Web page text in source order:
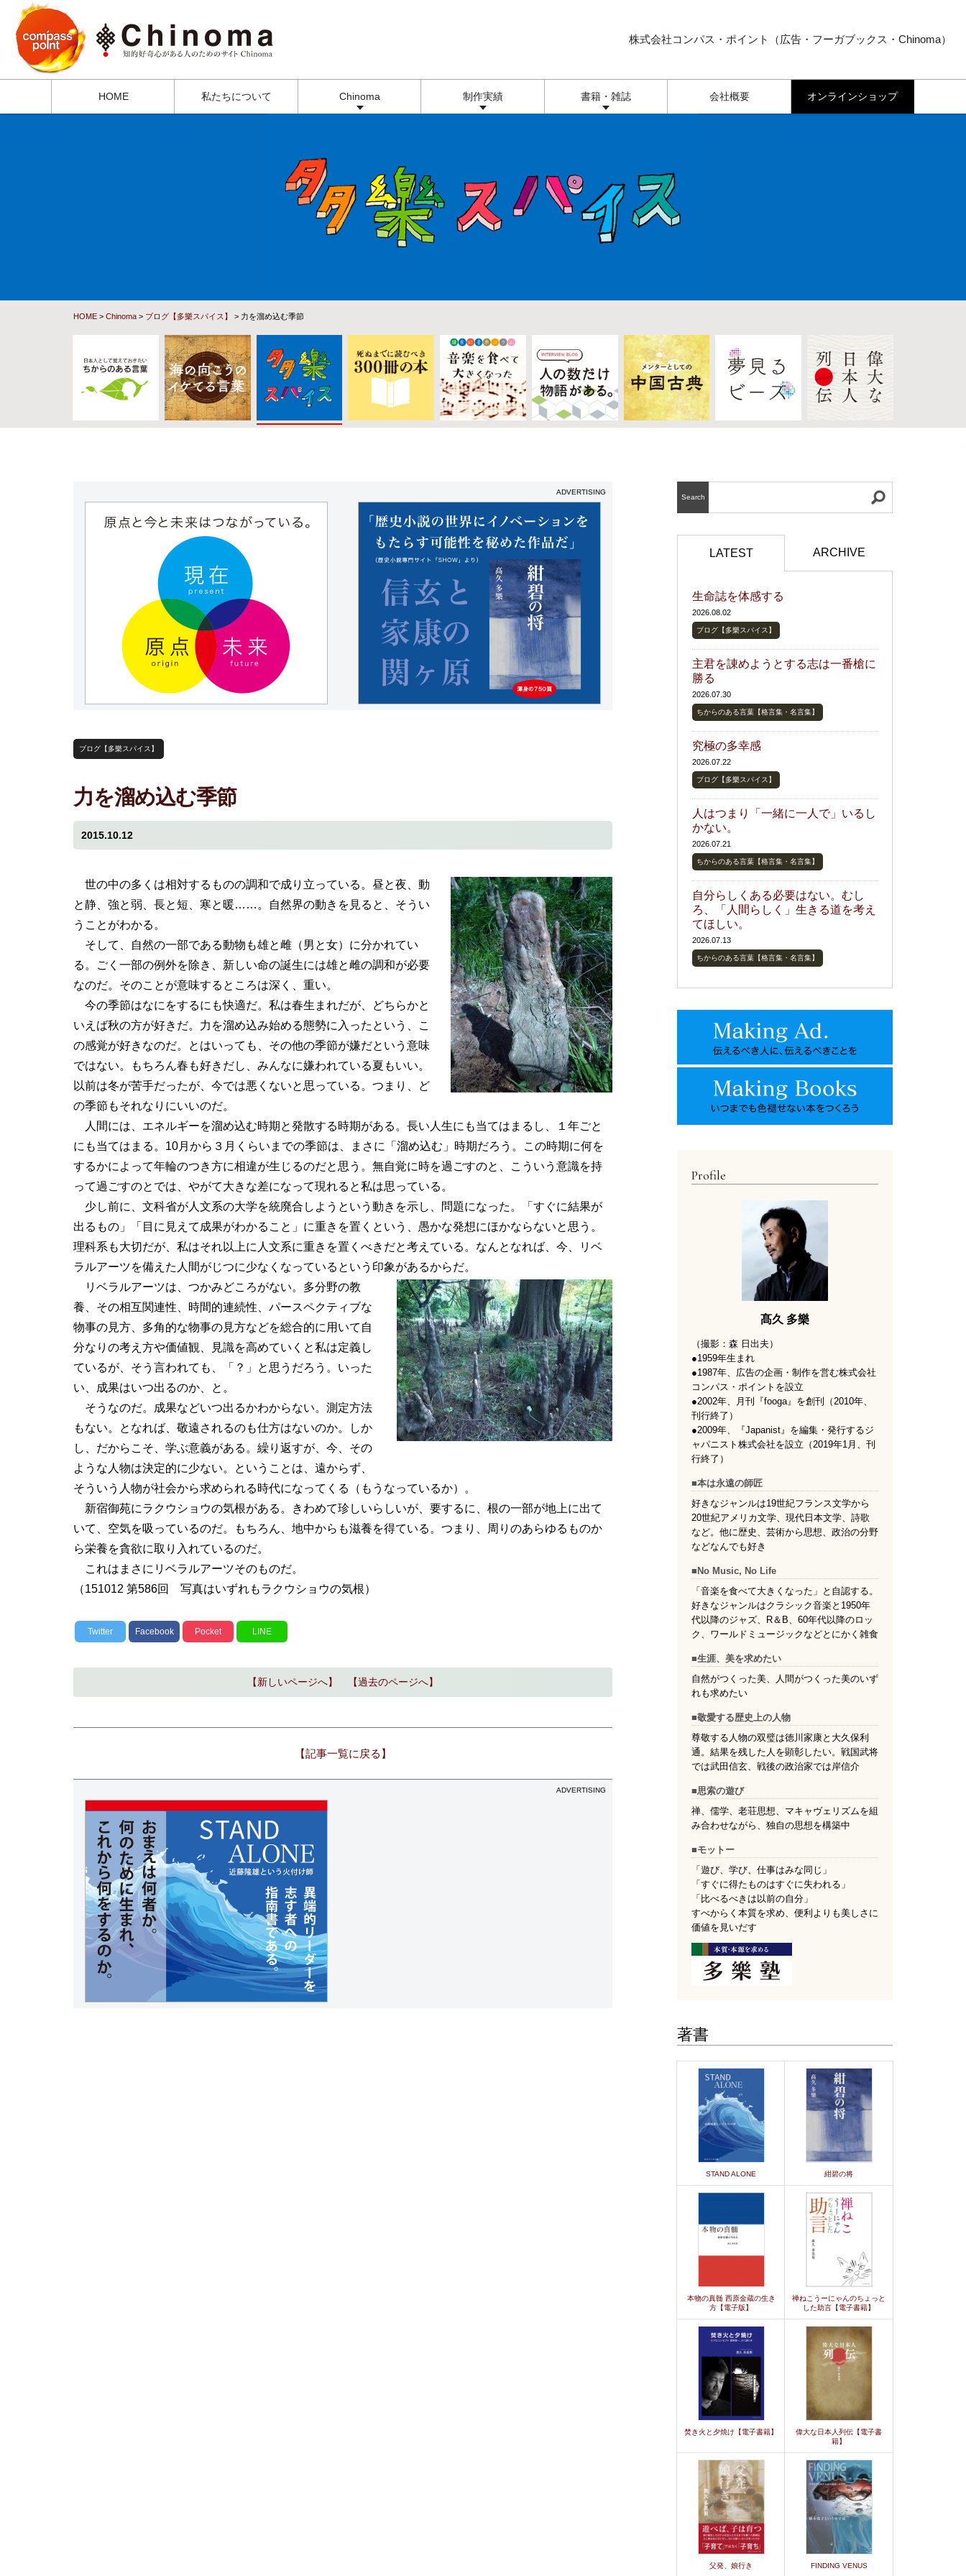
株式会社コンパス・ポイント（広告・フーガブックス・Chinoma）
HOME 私たちについて Chinoma 制作実績 書籍・雑誌 会社概要 オンラインショップ
HOME > Chinoma > ブログ【多樂スパイス】 > 力を溜め込む季節
ADVERTISING
ブログ【多樂スパイス】
力を溜め込む季節
2015.10.12
世の中の多くは相対するものの調和で成り立っている。昼と夜、動
と静、強と弱、長と短、寒と暖……。自然界の動きを見ると、そうい
うことがわかる。
そして、自然の一部である動物も雄と雌（男と女）に分かれてい
る。ごく一部の例外を除き、新しい命の誕生には雄と雌の調和が必要
なのだ。そのことが意味するところは深く、重い。
今の季節はなにをするにも快適だ。私は春生まれだが、どちらかと
いえば秋の方が好きだ。力を溜め込み始める態勢に入ったという、こ
の感覚が好きなのだ。とはいっても、その他の季節が嫌だという意味
ではない。もちろん春も好きだし、みんなに嫌われている夏もいい。
以前は冬が苦手だったが、今では悪くないと思っている。つまり、ど
の季節もそれなりにいいのだ。
人間には、エネルギーを溜め込む時期と発散する時期がある。長い人生にも当てはまるし、１年ごと
にも当てはまる。10月から３月くらいまでの季節は、まさに「溜め込む」時期だろう。この時期に何を
するかによって年輪のつき方に相違が生じるのだと思う。無自覚に時を過ごすのと、こういう意識を持
って過ごすのとでは、やがて大きな差になって現れると私は思っている。
少し前に、文科省が人文系の大学を統廃合しようという動きを示し、問題になった。「すぐに結果が
出るもの」「目に見えて成果がわかること」に重きを置くという、愚かな発想にほかならないと思う。
理科系も大切だが、私はそれ以上に人文系に重きを置くべきだと考えている。なんとなれば、今、リベ
ラルアーツを備えた人間がじつに少なくなっているという印象があるからだ。
リベラルアーツは、つかみどころがない。多分野の教
養、その相互関連性、時間的連続性、パースペクティブな
物事の見方、多角的な物事の見方などを総合的に用いて自
分なりの考え方や価値観、見識を高めていくと私は定義し
ているが、そう言われても、「？」と思うだろう。いった
い、成果はいつ出るのか、と。
そうなのだ。成果などいつ出るかわからない。測定方法
もない。となれば、敬遠されるのも仕方はないのか。しか
し、だからこそ、学ぶ意義がある。繰り返すが、今、その
ような人物は決定的に少ない。ということは、遠からず、
そういう人物が社会から求められる時代になってくる（もうなっているか）。
新宿御苑にラクウショウの気根がある。きわめて珍しいらしいが、要するに、根の一部が地上に出て
いて、空気を吸っているのだ。もちろん、地中からも滋養を得ている。つまり、周りのあらゆるものか
ら栄養を貪欲に取り入れているのだ。
これはまさにリベラルアーツそのものだ。
（151012 第586回 写真はいずれもラクウショウの気根）
Twitter Facebook Pocket LINE
【新しいページへ】 【過去のページへ】
【記事一覧に戻る】
ADVERTISING
Search
LATEST ARCHIVE
生命誌を体感する
2026.08.02
ブログ【多樂スパイス】
主君を諌めようとする志は一番槍に
勝る
2026.07.30
ちからのある言葉【格言集・名言集】
究極の多幸感
2026.07.22
ブログ【多樂スパイス】
人はつまり「一緒に一人で」いるし
かない。
2026.07.21
ちからのある言葉【格言集・名言集】
自分らしくある必要はない。むし
ろ、「人間らしく」生きる道を考え
てほしい。
2026.07.13
ちからのある言葉【格言集・名言集】
Profile
髙久 多樂
（撮影：森 日出夫）
●1959年生まれ
●1987年、広告の企画・制作を営む株式会社
コンパス・ポイントを設立
●2002年、月刊『fooga』を創刊（2010年、
刊行終了）
●2009年、『Japanist』を編集・発行するジ
ャパニスト株式会社を設立（2019年1月、刊
行終了）
■本は永遠の師匠
好きなジャンルは19世紀フランス文学から
20世紀アメリカ文学、現代日本文学、詩歌
など。他に歴史、芸術から思想、政治の分野
などなんでも好き
■No Music, No Life
「音楽を食べて大きくなった」と自認する。
好きなジャンルはクラシック音楽と1950年
代以降のジャズ、R＆B、60年代以降のロッ
ク、ワールドミュージックなどとにかく雑食
■生涯、美を求めたい
自然がつくった美、人間がつくった美のいず
れも求めたい
■敬愛する歴史上の人物
尊敬する人物の双璧は徳川家康と大久保利
通。結果を残した人を顕彰したい。戦国武将
では武田信玄、戦後の政治家では岸信介
■思索の遊び
禅、儒学、老荘思想、マキャヴェリズムを組
み合わせながら、独自の思想を構築中
■モットー
「遊び、学び、仕事はみな同じ」
「すぐに得たものはすぐに失われる」
「比べるべきは以前の自分」
すべからく本質を求め、便利よりも美しさに
価値を見いだす
著書
STAND ALONE 紺碧の将
本物の真髄 西原金蔵の生き
方【電子版】
禅ねこうーにゃんのちょっと
した助言【電子書籍】
焚き火と夕焼け【電子書籍】
偉大な日本人列伝【電子書
籍】
父発、娘行き FINDING VENUS